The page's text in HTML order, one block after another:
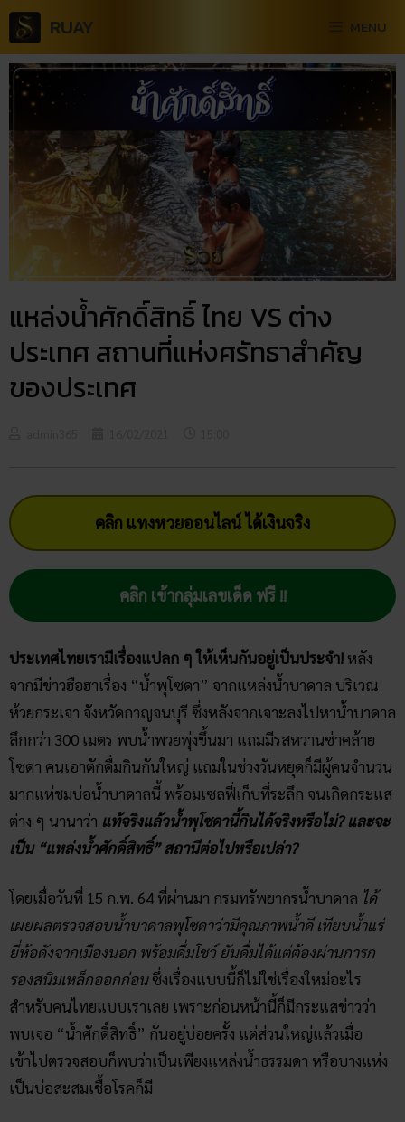
RUAY MENU
แหล่งน้ำศักดิ์สิทธิ์ ไทย VS ต่าง
ประเทศ สถานที่แห่งศรัทธาสำคัญ
ของประเทศ
คลิก แทงหวยออนไลน์ ได้เงินจริง
คลิก เข้ากลุ่มเลขเด็ด ฟรี !!
ประเทศไทยเรามีเรื่องแปลก ๆ ให้เห็นกันอยู่เป็นประจำ! หลัง
จากมีข่าวฮือฮาเรื่อง “น้ำพุโซดา” จากแหล่งน้ำบาดาล บริเวณ
ห้วยกระเจา จังหวัดกาญจนบุรี ซึ่งหลังจากเจาะลงไปหาน้ำบาดาล
ลึกกว่า 300 เมตร พบน้ำพวยพุ่งขึ้นมา แถมมีรสหวานซ่าคล้าย
โซดา คนเอาตักดื่มกินกันใหญ่ แถมในช่วงวันหยุดก็มีผู้คนจำนวน
มากแห่ชมบ่อน้ำบาดาลนี้ พร้อมเซลฟี่เก็บที่ระลึก จนเกิดกระแส
ต่าง ๆ นานาว่า แท้จริงแล้วน้ำพุโซดานี้กินได้จริงหรือไม่? และจะ
เป็น “แหล่งน้ำศักดิ์สิทธิ์” สถานีต่อไปหรือเปล่า?
โดยเมื่อวันที่ 15 ก.พ. 64 ที่ผ่านมา กรมทรัพยากรน้ำบาดาล ได้
เผยผลตรวจสอบน้ำบาดาลพุโซดาว่ามีคุณภาพน้ำดี เทียบน้ำแร่
ยี่ห้อดังจากเมืองนอก พร้อมดื่มโชว์ ยันดื่มได้แต่ต้องผ่านการก
รองสนิมเหล็กออกก่อนซึ่งเรื่องแบบนี้ก็ไม่ใช่เรื่องใหม่อะไร
สำหรับคนไทยแบบเราเลย เพราะก่อนหน้านี้ก็มีกระแสข่าวว่า
พบเจอ “น้ำศักดิ์สิทธิ์” กันอยู่บ่อยครั้ง แต่ส่วนใหญ่แล้วเมื่อ
เข้าไปตรวจสอบก็พบว่าเป็นเพียงแหล่งน้ำธรรมดา หรือบางแห่ง
เป็นบ่อสะสมเชื้อโรคก็มี